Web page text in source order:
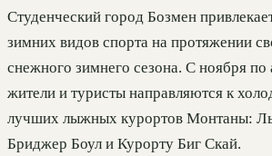
Студенческий город Бозмен
зимних видов спорта на протяжении
снежного зимнего сезона. С ноября по
жители и туристы направляются к
лучших лыжных курортов Монтаны:
Бриджер Боул и Курорту Биг Скай.